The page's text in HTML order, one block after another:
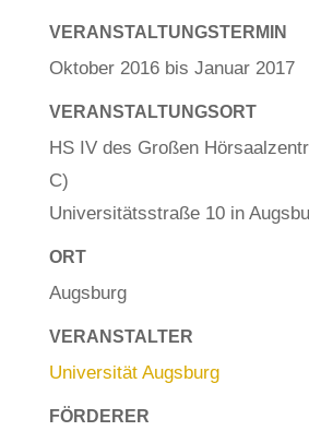
VERANSTALTUNGSTERMIN
Oktober 2016 bis Januar 2017
VERANSTALTUNGSORT
HS IV des Großen
C)
Universitätsstraße 10 in
ORT
Augsburg
VERANSTALTER
Universität Augsburg
FÖRDERER